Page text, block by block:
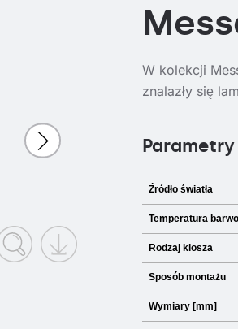
W kolekcji
znalazły się
Źródło światła
Temperatura
Rodzaj klosza
Sposób montażu
Wymiary [mm]